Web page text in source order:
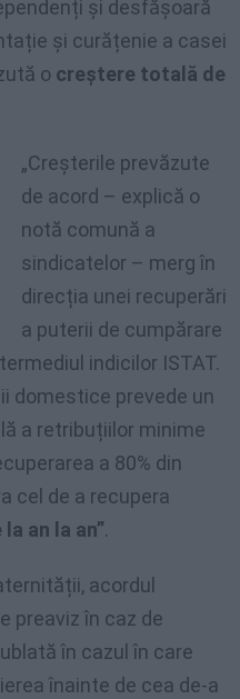
și desfășoară
și curățenie a casei
o creștere totală de
„Creșterile prevăzute
de acord – explică o
notă comună a
sindicatelor – merg în
direcția unei recuperări
a puterii de cumpărare
indicilor ISTAT.
domestice prevede un
a retribuțiilor minime
a 80% din
cel de a recupera
an la an”.
acordul
preaviz în caz de
în cazul în care
înainte de cea de-a